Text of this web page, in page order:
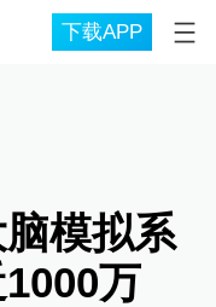
下载APP
模拟系
万